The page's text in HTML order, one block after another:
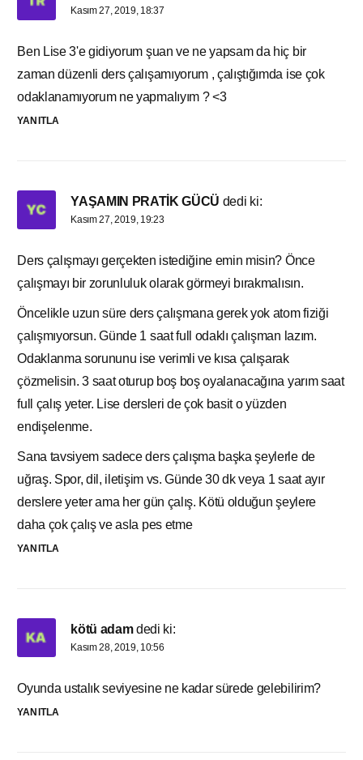
Kasım 27, 2019, 18:37
Ben Lise 3'e gidiyorum şuan ve ne yapsam da hiç bir
zaman düzenli ders çalışamıyorum , çalıştığımda ise çok
odaklanamıyorum ne yapmalıyım ? <3
YANITLA
YAŞAMIN PRATİK GÜCÜ dedi ki:
Kasım 27, 2019, 19:23
Ders çalışmayı gerçekten istediğine emin misin? Önce
çalışmayı bir zorunluluk olarak görmeyi bırakmalısın.
Öncelikle uzun süre ders çalışmana gerek yok atom fiziği
çalışmıyorsun. Günde 1 saat full odaklı çalışman lazım.
Odaklanma sorununu ise verimli ve kısa çalışarak
çözmelisin. 3 saat oturup boş boş oyalanacağına yarım saat
full çalış yeter. Lise dersleri de çok basit o yüzden
endişelenme.
Sana tavsiyem sadece ders çalışma başka şeylerle de
uğraş. Spor, dil, iletişim vs. Günde 30 dk veya 1 saat ayır
derslere yeter ama her gün çalış. Kötü olduğun şeylere
daha çok çalış ve asla pes etme
YANITLA
kötü adam dedi ki:
Kasım 28, 2019, 10:56
Oyunda ustalık seviyesine ne kadar sürede gelebilirim?
YANITLA